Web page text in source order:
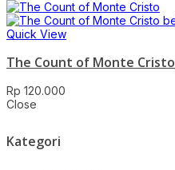
Quick View
The Count of Monte Cristo
Rp 120.000
Close
Kategori